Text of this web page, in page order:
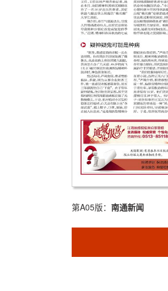
第A05版： 南通新闻